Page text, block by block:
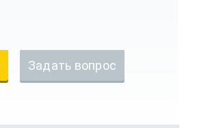
Задать вопрос